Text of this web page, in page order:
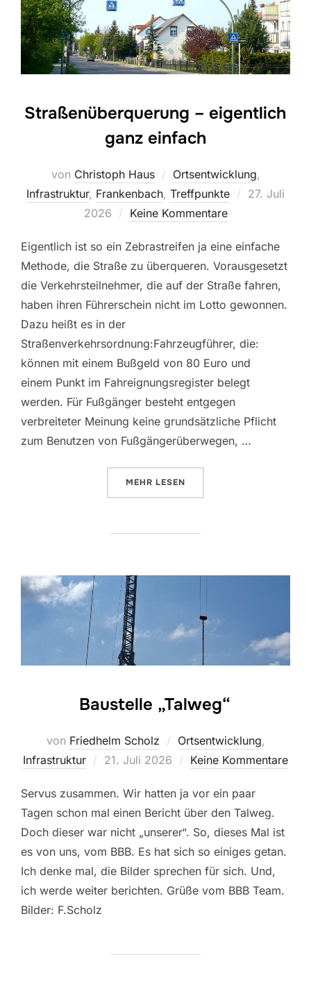
Straßenüberquerung – eigentlich
ganz einfach
von Christoph Haus Ortsentwicklung,
Infrastruktur, Frankenbach, Treffpunkte
27. Juli
2026
Keine Kommentare
Eigentlich ist so ein Zebrastreifen ja eine einfache
Methode, die Straße zu überqueren. Vorausgesetzt
die Verkehrsteilnehmer, die auf der Straße fahren,
haben ihren Führerschein nicht im Lotto gewonnen.
Dazu heißt es in der
Straßenverkehrsordnung:Fahrzeugführer, die:
können mit einem Bußgeld von 80 Euro und
einem Punkt im Fahreignungsregister belegt
werden. Für Fußgänger besteht entgegen
verbreiteter Meinung keine grundsätzliche Pflicht
zum Benutzen von Fußgängerüberwegen, …
MEHR ÜBER
LESEN
Baustelle „Talweg“
von Friedhelm Scholz Ortsentwicklung,
Infrastruktur
Veröffentlicht
21. Juli 2026 Keine Kommentare
Servus zusammen. Wir hatten ja vor ein paar
Tagen schon mal einen Bericht über den Talweg.
Doch dieser war nicht „unserer“. So, dieses Mal ist
es von uns, vom BBB. Es hat sich so einiges getan.
Ich denke mal, die Bilder sprechen für sich. Und,
ich werde weiter berichten. Grüße vom BBB Team.
Bilder: F.Scholz